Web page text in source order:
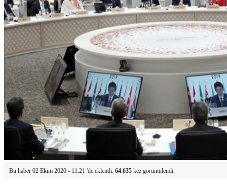
Bu haber 02 Ekim 2020 - 11:21 'de eklendi. 64.635 kez görüntülendi.